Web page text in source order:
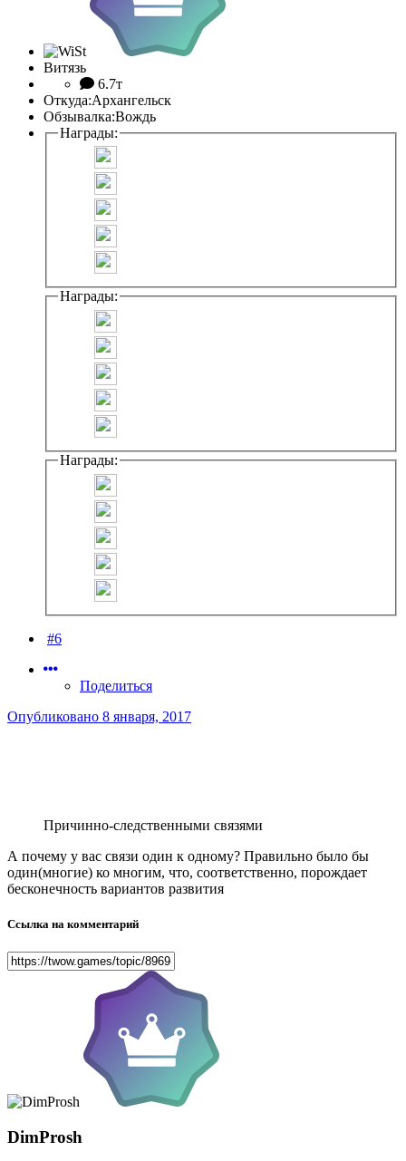
Витязь
6.7т
Откуда:Архангельск
Обзывалка:Вождь
Награды:
Награды:
Награды:
#6
Поделиться
Опубликовано 8 января, 2017
Причинно-следственными связями
А почему у вас связи один к одному? Правильно было бы
один(многие) ко многим, что, соответственно, порождает
бесконечность вариантов развития
Ссылка на комментарий
DimProsh